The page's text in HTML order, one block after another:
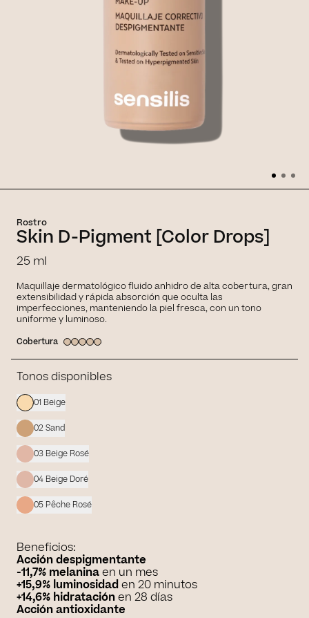
Rostro
Skin D-Pigment [Color Drops]
25 ml
Tonos disponibles
01 Beige
02 Sand
03 Beige Rosé
04 Beige Doré
05 Pêche Rosé
Maquillaje dermatológico fluido anhidro de alta cobertura, gran
extensibilidad y rápida absorción que oculta las
imperfecciones, manteniendo la piel fresca, con un tono
uniforme y luminoso.
Cobertura
Beneficios:
Acción despigmentante
-11,7% melaninaen un mes
+15,9% luminosidaden 20 minutos
+14,6% hidrataciónen 28 días
Acción antioxidante